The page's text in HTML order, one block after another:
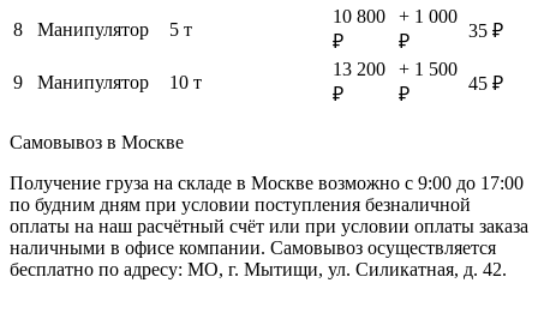
8 Манипулятор 5 т
10 800
₽
+ 1 000
₽
35 ₽
9 Манипулятор 10 т
13 200
₽
+ 1 500
₽
45 ₽
Самовывоз в Москве
Получение груза на складе в Москве возможно с 9:00 до 17:00
по будним дням при условии поступления безналичной
оплаты на наш расчётный счёт или при условии оплаты заказа
наличными в офисе компании. Самовывоз осуществляется
бесплатно по адресу: МО, г. Мытищи, ул. Силикатная, д. 42.